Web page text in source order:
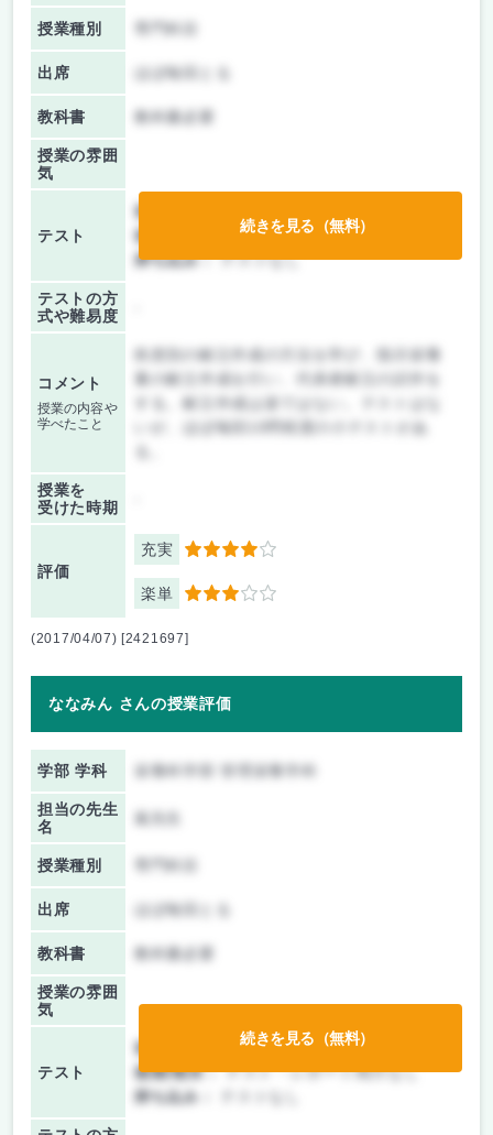
授業種別
出席 ほぼ毎回とる
教科書 教科書必要
授業の雰囲
気
テスト
前期/中間：
後期/期末：
レポートのみ
持ち込み：テストなし
テストの方
式や難易度
コメント
授業の内容や
学べたこと
疾患別の献立作成の方法を学び、指示栄養
量の献立作成を行い、代表者献立の試作を
する。献立作成は楽ではない。テストはな
いが、ほぼ毎回10問程度の小テストがあ
授業を
受けた時期
評価
充実 4
楽単 3
続きを見る（無料）
(2017/04/07) [2421697]
ななみん さんの授業評価
学部 学科 栄養科学部 管理栄養学科
担当の先生
名
嵐先生
授業種別
出席 ほぼ毎回とる
教科書 教科書必要
授業の雰囲
気
テスト
前期/中間：
レポートのみ
後期/期末：テスト・レポート両方なし
持ち込み：
続きを見る（無料）